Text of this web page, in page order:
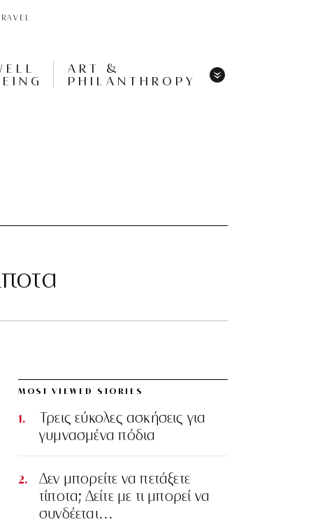
ART &
PHILANTHROPY
MOST VIEWED STORIES
Τρεις εύκολες ασκήσεις για
γυμνασμένα πόδια
Δεν μπορείτε να πετάξετε
τίποτα; Δείτε με τι μπορεί να
συνδέεται…